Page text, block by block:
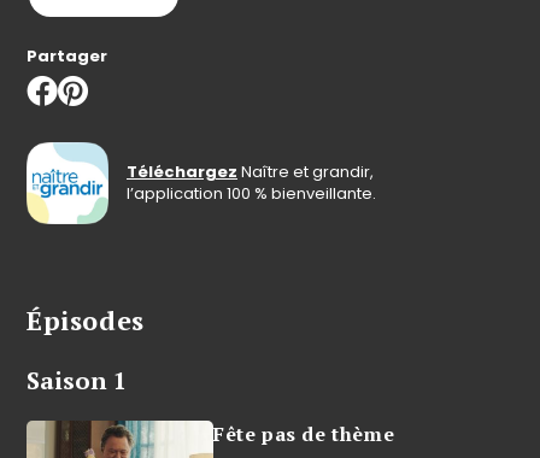
Partager
Téléchargez Naître et grandir,
l’application 100 % bienveillante.
Épisodes
Saison 1
Fête pas de thème